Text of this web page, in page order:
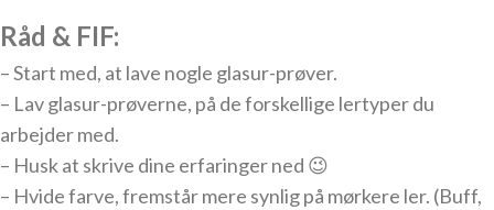
Råd & FIF:
– Start med, at lave nogle glasur-prøver.
– Lav glasur-prøverne, på de forskellige lertyper du
arbejder med.
– Husk at skrive dine erfaringer ned 😉
– Hvide farve, fremstår mere synlig på mørkere ler. (Buff,